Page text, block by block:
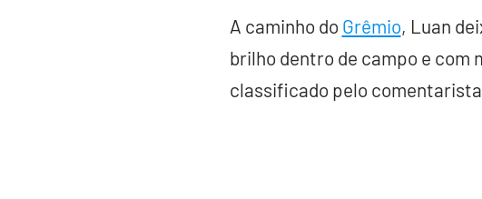
A caminho do Grêmio, Luan
brilho dentro de campo e com
classificado pelo